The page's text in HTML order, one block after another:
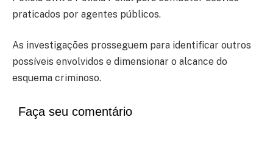
praticados por agentes públicos.
As investigações prosseguem para identificar outros
possíveis envolvidos e dimensionar o alcance do
esquema criminoso.
Faça seu comentário